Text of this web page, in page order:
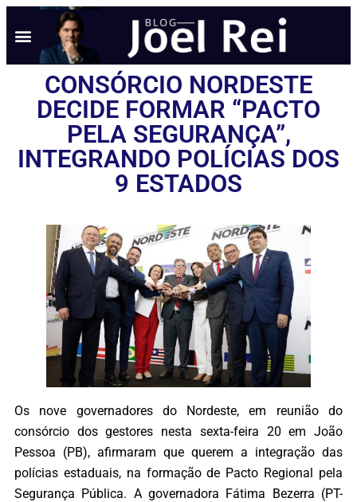
CONSÓRCIO NORDESTE
DECIDE FORMAR “PACTO
PELA SEGURANÇA”,
INTEGRANDO POLÍCIAS DOS
9 ESTADOS
Os nove governadores do Nordeste, em reunião do
consórcio dos gestores nesta sexta-feira 20 em João
Pessoa (PB), afirmaram que querem a integração das
polícias estaduais, na formação de Pacto Regional pela
Segurança Pública. A governadora Fátima Bezerra (PT-